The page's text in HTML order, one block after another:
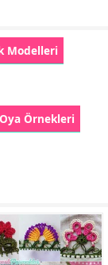
Modelleri
Oya Örnekleri